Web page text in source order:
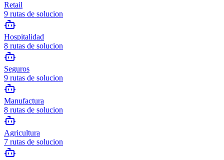
Retail
9 rutas de solucion
Hospitalidad
8 rutas de solucion
Seguros
9 rutas de solucion
Manufactura
8 rutas de solucion
Agricultura
7 rutas de solucion